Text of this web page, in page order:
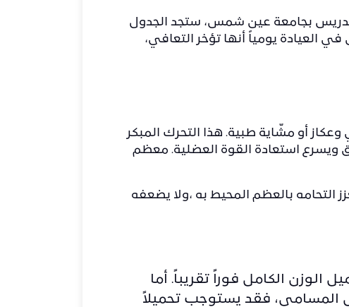
بجامعة عين شمس، ستجد الجدول
العيادة يومياً أنها تؤخر التعافي،
الطبيعي وعكاز أو مشّاية طبية. هذا التحرك المبكر
ويسرع استعادة القوة العضلية. معظم
التحامه بالعظم المحيط به ،ولا يضعفه
الكامل فوراً تقريباً. أما
المسامي، فقد يستوجب تحميلاً